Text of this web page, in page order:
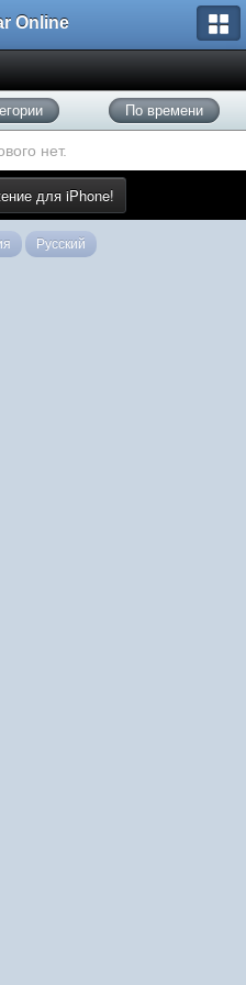
Online
По времени
нет.
для iPhone!
Русский